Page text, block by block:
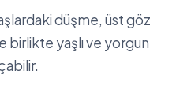
düşme, üst göz
birlikte yaşlı ve yorgun